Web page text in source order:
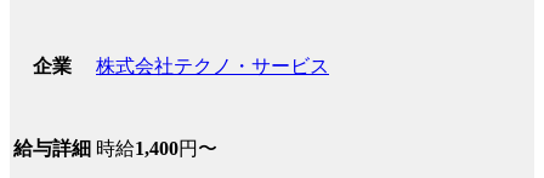
企業 株式会社テクノ・サービス
給与詳細 時給1,400円〜